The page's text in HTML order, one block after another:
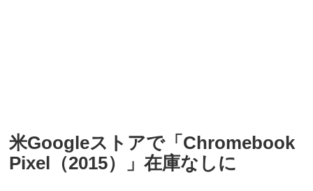
米Googleストアで「Chromebook
Pixel（2015）」在庫なしに